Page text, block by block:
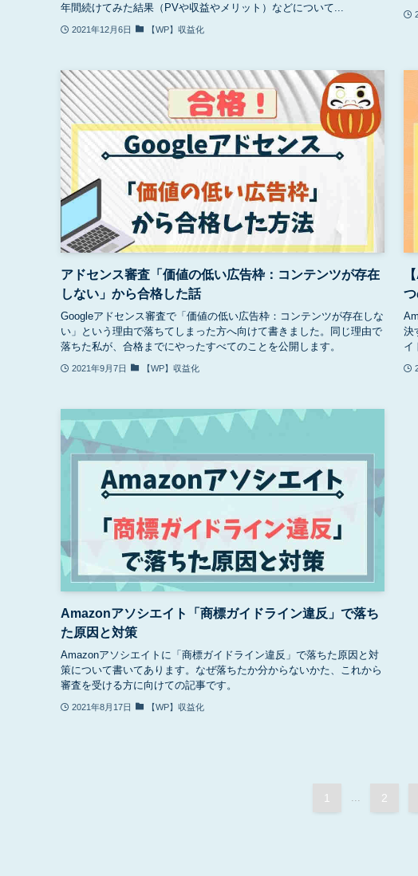
年間続けてみた結果（PVや収益やメリット）などについて...
2021年12月6日 【WP】収益化
アドセンス審査「価値の低い広告枠：コンテンツが存在
しない」から合格した話
Googleアドセンス審査で「価値の低い広告枠：コンテンツが存在しな
い」という理由で落ちてしまった方へ向けて書きました。同じ理由で
落ちた私が、合格までにやったすべてのことを公開します。
2021年9月7日 【WP】収益化
決
イ
Amazonアソシエイト「商標ガイドライン違反」で落ち
た原因と対策
Amazonアソシエイトに「商標ガイドライン違反」で落ちた原因と対
策について書いてあります。なぜ落ちたか分からないかた、これから
審査を受ける方に向けての記事です。
2021年8月17日 【WP】収益化
1 ... 2